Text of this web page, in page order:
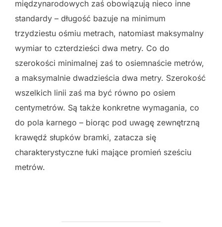
międzynarodowych zaś obowiązują nieco inne
standardy – długość bazuje na minimum
trzydziestu ośmiu metrach, natomiast maksymalny
wymiar to czterdzieści dwa metry. Co do
szerokości minimalnej zaś to osiemnaście metrów,
a maksymalnie dwadzieścia dwa metry. Szerokość
wszelkich linii zaś ma być równo po osiem
centymetrów. Są także konkretne wymagania, co
do pola karnego – biorąc pod uwagę zewnętrzną
krawędź słupków bramki, zatacza się
charakterystyczne łuki mające promień sześciu
metrów.